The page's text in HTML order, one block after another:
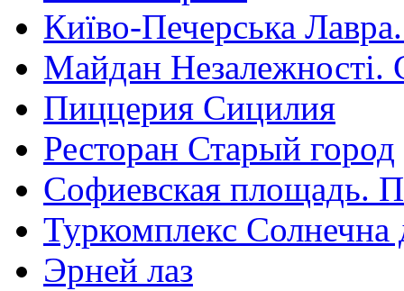
Київо-Печерська
Майдан Незалежності.
Пиццерия Сицилия
Ресторан Старый город
Софиевская площадь.
Туркомплекс Солнечна
Эрней лаз